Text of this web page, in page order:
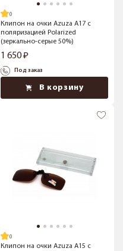
Клипон на очки Azuza А17 с
поляризацией Polarized
(зеркально-серые 50%)
1 650
Под заказ
В корзину
Клипон на очки Azuza А15 с